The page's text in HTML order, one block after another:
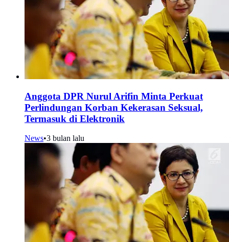
Anggota DPR Nurul Arifin Minta Perkuat
Perlindungan Korban Kekerasan Seksual,
Termasuk di Elektronik
News•3 bulan lalu